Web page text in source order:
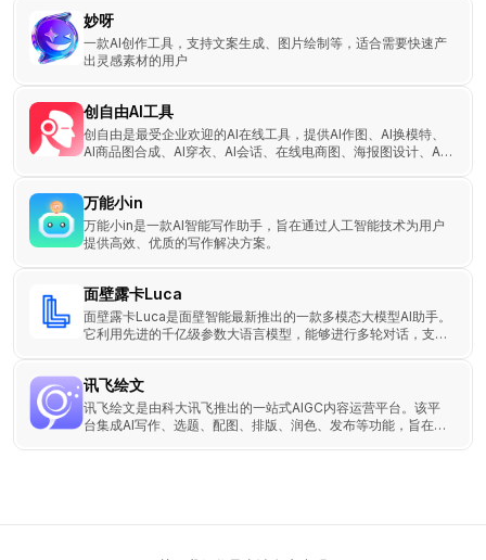
妙呀
一款AI创作工具，支持文案生成、图片绘制等，适合需要快速产
出灵感素材的用户
创自由AI工具
创自由是最受企业欢迎的AI在线工具，提供AI作图、AI换模特、
AI商品图合成、AI穿衣、AI会话、在线电商图、海报图设计、AI
万能小in
万能小in是一款AI智能写作助手，旨在通过人工智能技术为用户
提供高效、优质的写作解决方案。
面壁露卡Luca
面壁露卡Luca是面壁智能最新推出的一款多模态大模型AI助手。
它利用先进的千亿级参数大语言模型，能够进行多轮对话，支持
讯飞绘文
讯飞绘文是由科大讯飞推出的一站式AIGC内容运营平台。该平
台集成AI写作、选题、配图、排版、润色、发布等功能，旨在帮